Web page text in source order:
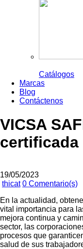
Catálogos
Marcas
Blog
Contáctenos
VICSA
certificada
19/05/2023
thicat 0 Comentario(s)
En la actualidad,
vital importancia para
mejora continua y
sector, las
procesos que
salud de sus